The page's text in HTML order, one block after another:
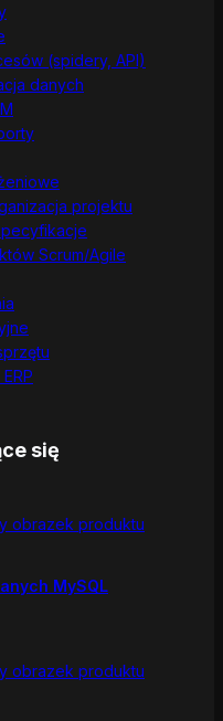
(spidery, API)
danych
projektu
Scrum/Agile
się
MySQL